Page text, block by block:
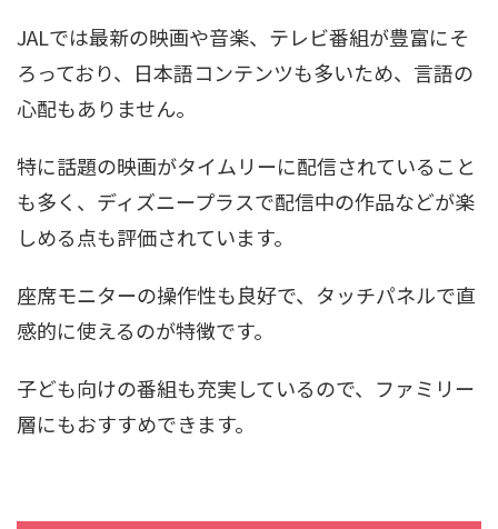
JALでは最新の映画や音楽、テレビ番組が豊富にそ
ろっており、日本語コンテンツも多いため、言語の
心配もありません。
特に話題の映画がタイムリーに配信されていること
も多く、ディズニープラスで配信中の作品などが楽
しめる点も評価されています。
座席モニターの操作性も良好で、タッチパネルで直
感的に使えるのが特徴です。
子ども向けの番組も充実しているので、ファミリー
層にもおすすめできます。